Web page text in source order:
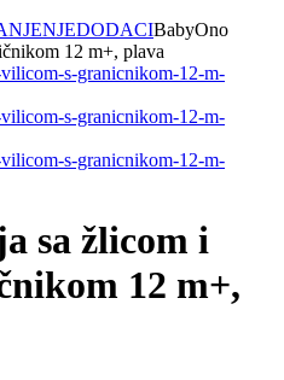
DODACIBabyOno
12 m+, plava
sa žlicom i
12 m+,